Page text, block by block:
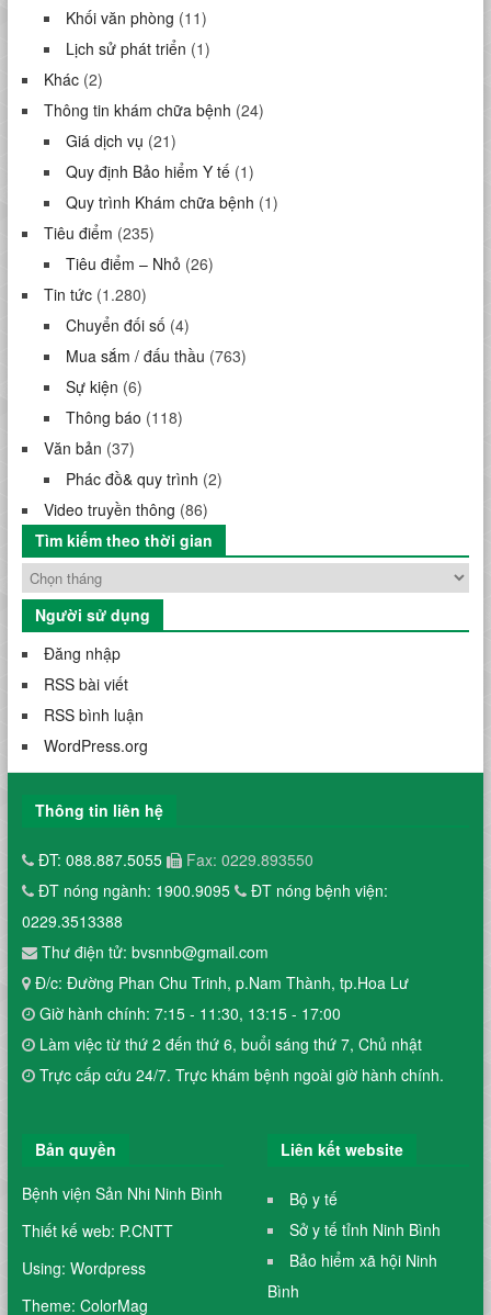
Khối văn phòng (11)
Lịch sử phát triển (1)
Khác(2)
Thông tin khám chữa bệnh (24)
Giá dịch vụ (21)
Quy định Bảo hiểm Y tế(1)
Quy trình Khám chữa bệnh (1)
Tiêu điểm (235)
Tiêu điểm – Nhỏ (26)
Tin tức(1.280)
Chuyển đối số (4)
Mua sắm / đấu thầu (763)
Sự kiện (6)
Thông báo (118)
Văn bản (37)
Phác đồ& quy trình (2)
Video truyền thông (86)
Tìm kiếm theo thời gian
Người sử dụng
Đăng nhập
RSS bài viết
RSS bình luận
WordPress.org
Thông tin liên hệ
ĐT: 088.887.5055
Fax: 0229.893550
ĐT nóng ngành: 1900.9095
ĐT nóng bệnh viện:
0229.3513388
Thư điện tử: bvsnnb@gmail.com
Đ/c: Đường Phan Chu Trinh, p.Nam Thành, tp.Hoa Lư
Giờ hành chính: 7:15 - 11:30, 13:15 - 17:00
Làm việc từ thứ 2 đến thứ 6, buổi sáng thứ 7, Chủ nhật
Trực cấp cứu 24/7. Trực khám bệnh ngoài giờ hành chính.
Bản quyền
Bệnh viện Sản Nhi Ninh Bình
Thiết kế web: P.CNTT
Using: Wordpress
Theme: ColorMag
Liên kết website
Bộ y tế
Sở y tế tỉnh Ninh Bình
Bảo hiểm xã hội Ninh
Bình